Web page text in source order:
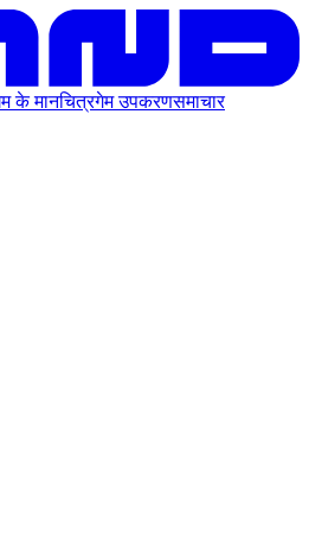
के मानचित्रगेम उपकरणसमाचार